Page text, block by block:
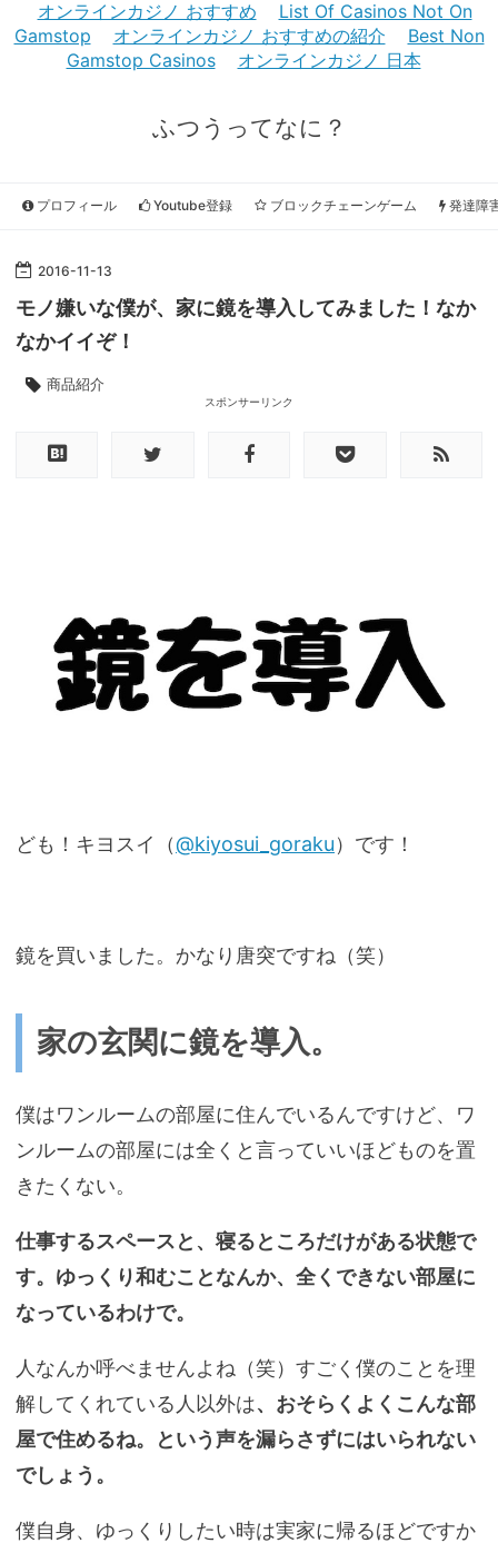
オンラインカジノ おすすめ
List Of Casinos Not On
Gamstop
オンラインカジノ おすすめの紹介
Best Non
Gamstop Casinos
オンラインカジノ 日本
ふつうってなに？
プロフィール Youtube登録 ブロックチェーンゲーム 発達障
2016-11-13
モノ嫌いな僕が、家に鏡を導入してみました！なか
なかイイぞ！
商品紹介
スポンサーリンク
ども！キヨスイ（@kiyosui_goraku）です！
鏡を買いました。かなり唐突ですね（笑）
家の玄関に鏡を導入。
僕はワンルームの部屋に住んでいるんですけど、ワ
ンルームの部屋には全くと言っていいほどものを置
きたくない。
仕事するスペースと、寝るところだけがある状態で
す。ゆっくり和むことなんか、全くできない部屋に
なっているわけで。
人なんか呼べませんよね（笑）すごく僕のことを理
解してくれている人以外は、おそらくよくこんな部
屋で住めるね。という声を漏らさずにはいられない
でしょう。
僕自身、ゆっくりしたい時は実家に帰るほどですか